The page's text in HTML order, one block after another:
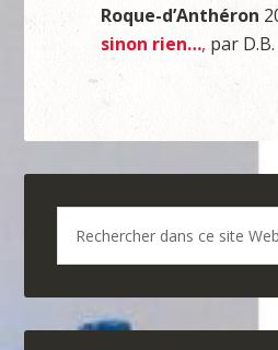
Roque-d’Anthéron
sinon rien…, par D.B.